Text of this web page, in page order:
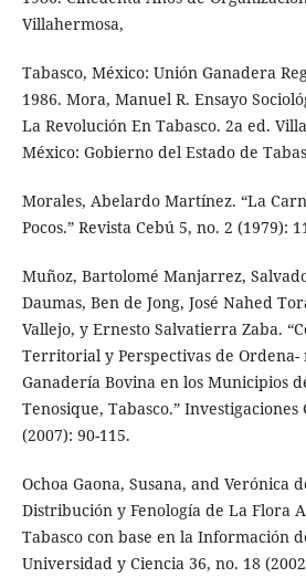
Villahermosa,
Tabasco, México: Unión Ganadera
1986. Mora, Manuel R. Ensayo
La Revolución En Tabasco. 2a ed.
México: Gobierno del Estado de
Morales, Abelardo Martínez. “La
Pocos.” Revista Cebú 5, no. 2 (1979):
Muñoz, Bartolomé Manjarrez,
Daumas, Ben de Jong, José Nahed
Vallejo, y Ernesto Salvatierra Zaba.
Territorial y Perspectivas de Ordena-
Ganadería Bovina en los Municipios
Tenosique, Tabasco.” Investigaciones
(2007): 90-115.
Ochoa Gaona, Susana, and Verónica
Distribución y Fenología de La Flora
Tabasco con base en la Información
Universidad y Ciencia 36, no. 18